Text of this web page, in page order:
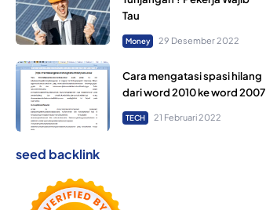
Tau
Money 29 Desember 2022
Cara mengatasi spasi hilang
dari word 2010 ke word 2007
TECH 21 Februari 2022
seed backlink